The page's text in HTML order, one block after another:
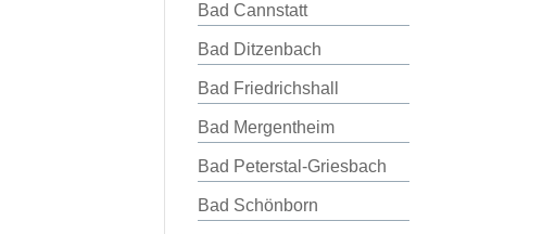
Bad Cannstatt
Bad Ditzenbach
Bad Friedrichshall
Bad Mergentheim
Bad Peterstal-Griesbach
Bad Schönborn